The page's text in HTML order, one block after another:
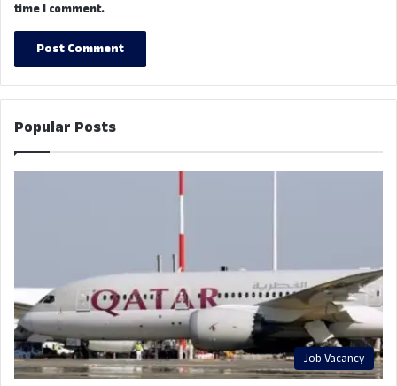
time I comment.
Popular Posts
Job Vacancy